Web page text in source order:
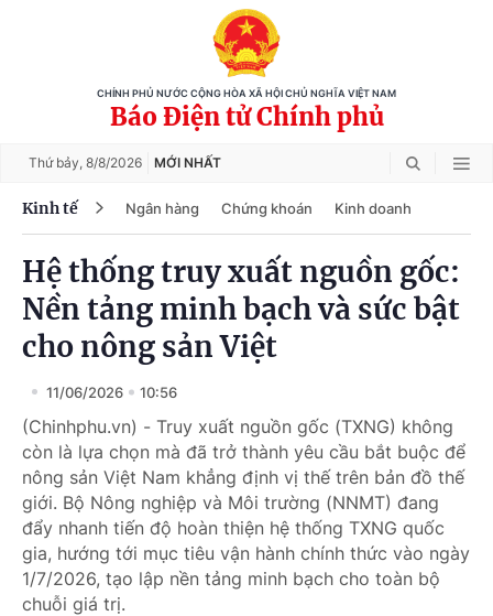
CHÍNH PHỦ NƯỚC CỘNG HÒA XÃ HỘI CHỦ NGHĨA VIỆT NAM
Báo Điện tử Chính phủ
Thứ bảy, 8/8/2026 MỚI NHẤT
Kinh tế Ngân hàng Chứng khoán Kinh doanh
Hệ thống truy xuất nguồn gốc:
Nền tảng minh bạch và sức bật
cho nông sản Việt
11/06/2026 10:56
(Chinhphu.vn) - Truy xuất nguồn gốc (TXNG) không
còn là lựa chọn mà đã trở thành yêu cầu bắt buộc để
nông sản Việt Nam khẳng định vị thế trên bản đồ thế
giới. Bộ Nông nghiệp và Môi trường (NNMT) đang
đẩy nhanh tiến độ hoàn thiện hệ thống TXNG quốc
gia, hướng tới mục tiêu vận hành chính thức vào ngày
1/7/2026, tạo lập nền tảng minh bạch cho toàn bộ
chuỗi giá trị.